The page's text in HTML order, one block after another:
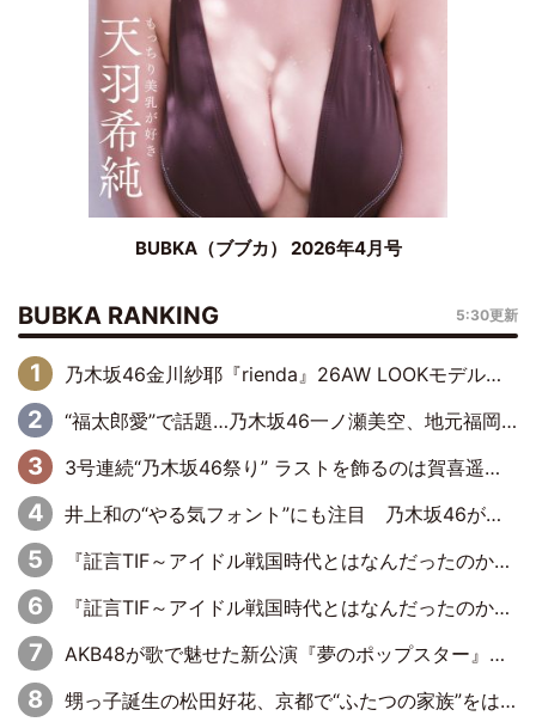
BUBKA（ブブカ） 2026年4月号
BUBKA RANKING 5:30更新
乃木坂46金川紗耶『rienda』26AW LOOKモデルに就任
“福太郎愛”で話題…乃木坂46一ノ瀬美空、地元福岡『めんべい25周年トップサポーター』に就任
3号連続“乃木坂46祭り” ラストを飾るのは賀喜遥香…5年ぶりの登場に「5年分大人になった私を見ていただけたら」
井上和の“やる気フォント”にも注目 乃木坂46が挑んだ書道パフォーマンスの舞台裏
『証言TIF～アイドル戦国時代とはなんだったのか～』第6回：でんぱ組.inc・古川未鈴×相沢梨紗「『ハロプロやりたかったな』って言ったら、夢眠ねむさんに『てめえはでんぱ組．incなんだよ！』って肩パンされて(笑)」
『証言TIF～アイドル戦国時代とはなんだったのか～』第11回：私立恵比寿中学・真山りか×安本彩花「TIFで10年ぶりのキョンシーメイクをしたら、場を完全に引かせてしまって。時代が変わったんだなって」
AKB48が歌で魅せた新公演『夢のポップスター』 初日から全身全霊のステージ
甥っ子誕生の松田好花、京都で“ふたつの家族”をはしご！ “母”黒谷友香に見送られ、“父”松岡昌宏とはハシゴ酒